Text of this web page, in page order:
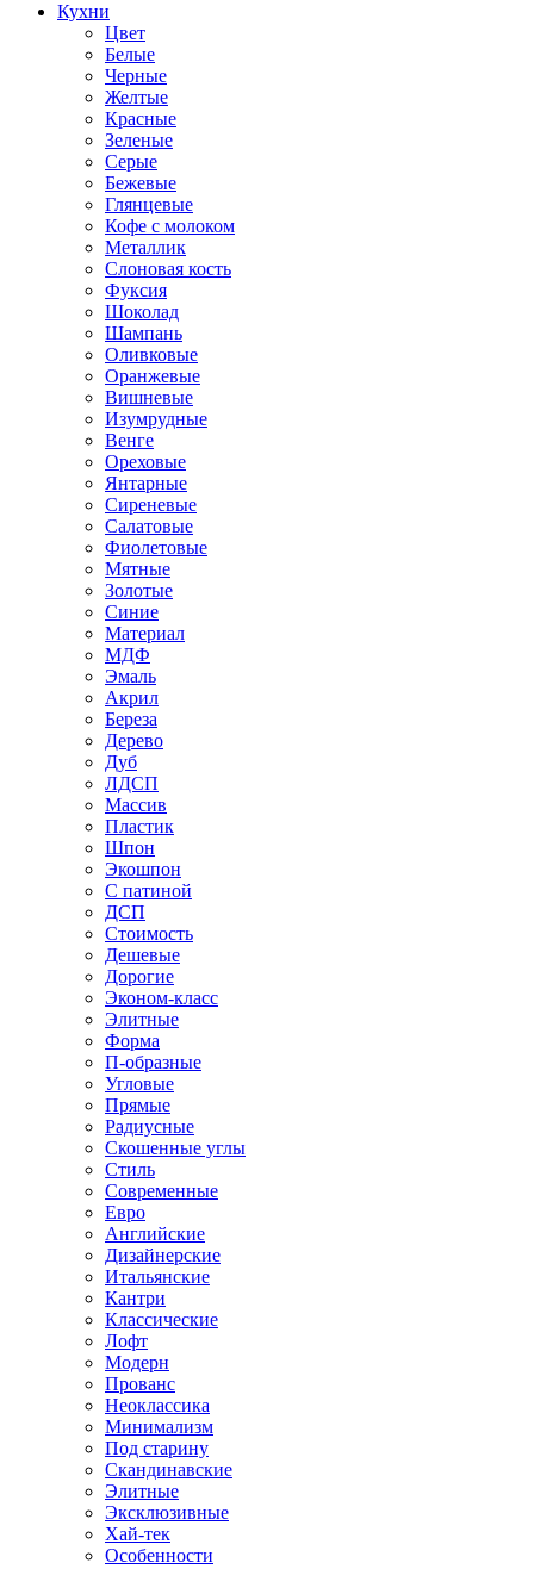
Кухни
Цвет
Белые
Черные
Желтые
Красные
Зеленые
Серые
Бежевые
Глянцевые
Кофе с молоком
Металлик
Слоновая кость
Фуксия
Шоколад
Шампань
Оливковые
Оранжевые
Вишневые
Изумрудные
Венге
Ореховые
Янтарные
Сиреневые
Салатовые
Фиолетовые
Мятные
Золотые
Синие
Материал
МДФ
Эмаль
Акрил
Береза
Дерево
Дуб
ЛДСП
Массив
Пластик
Шпон
Экошпон
С патиной
ДСП
Стоимость
Дешевые
Дорогие
Эконом-класс
Элитные
Форма
П-образные
Угловые
Прямые
Радиусные
Скошенные углы
Стиль
Современные
Евро
Английские
Дизайнерские
Итальянские
Кантри
Классические
Лофт
Модерн
Прованс
Неоклассика
Минимализм
Под старину
Скандинавские
Элитные
Эксклюзивные
Хай-тек
Особенности